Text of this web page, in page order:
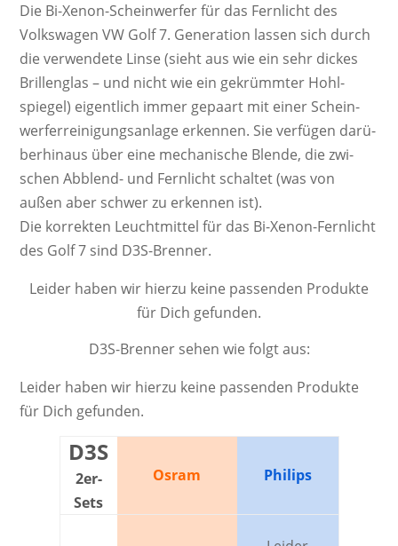
Die Bi-Xenon-Schein­werf­er für das Fernlicht des
Volkswagen VW Golf 7. Ge­ne­ra­ti­on las­sen sich durch
die ver­wen­dete Linse (sieht aus wie ein sehr dickes
Brillen­glas – und nicht wie ein ge­krümm­ter Hohl­
spiegel) ei­gent­lich immer ge­paart mit einer Schein­
werf­er­rei­ni­gungs­an­lage er­ken­nen. Sie ver­fügen da­rü­
ber­hinaus über eine mecha­nische Blende, die zwi­
schen Ab­blend­- und Fern­licht schal­tet (was von
außen aber schwer zu er­ken­nen ist).
Die kor­rek­ten Leucht­mittel für das Bi-Xenon-Fernlicht
des Golf 7 sind D3S-Brenner.
Leider haben wir hierzu keine passenden Produkte
für Dich gefunden.
D3S-Brenner sehen wie folgt aus:
Leider haben wir hierzu keine passenden Produkte
für Dich gefunden.
D3S
2er-
Sets
Osram Philips